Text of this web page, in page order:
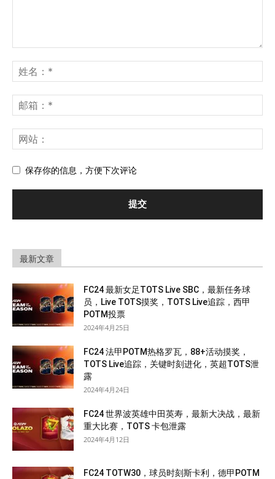
保存你的信息，方便下次评论
最新文章
FC24 最新女足TOTS Live SBC，最新任务球
员，Live TOTS摸奖，TOTS Live追踪，西甲
POTM投票
2024年4月25日
FC24 法甲POTM热格罗瓦，88+活动摸奖，
TOTS Live追踪，关键时刻进化，英超TOTS泄
露
2024年4月24日
FC24 世界波英雄中田英寿，最新大决战，最新
重大比赛，TOTS 卡包泄露
2024年4月12日
FC24 TOTW30，球员时刻斯卡利，德甲POTM